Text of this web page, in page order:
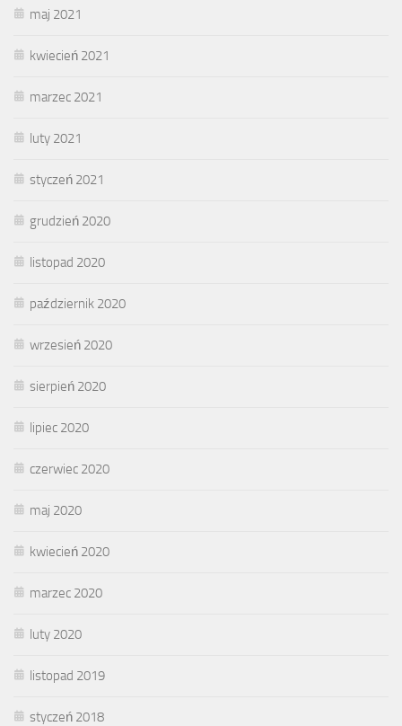
maj 2021
kwiecień 2021
marzec 2021
luty 2021
styczeń 2021
grudzień 2020
listopad 2020
październik 2020
wrzesień 2020
sierpień 2020
lipiec 2020
czerwiec 2020
maj 2020
kwiecień 2020
marzec 2020
luty 2020
listopad 2019
styczeń 2018